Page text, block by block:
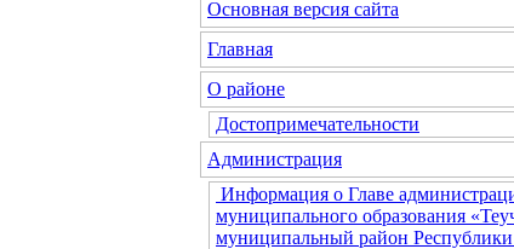
Основная версия сайта
Главная
О районе
Достопримечательности
Администрация
Информация о Главе
муниципального образования
муниципальный район